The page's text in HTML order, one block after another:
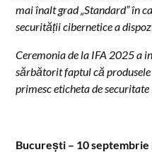
mai înalt grad „Standard” în
securității cibernetice a
Ceremonia de la IFA 2025 a
sărbătorit faptul că
primesc eticheta de
București – 10 septembrie